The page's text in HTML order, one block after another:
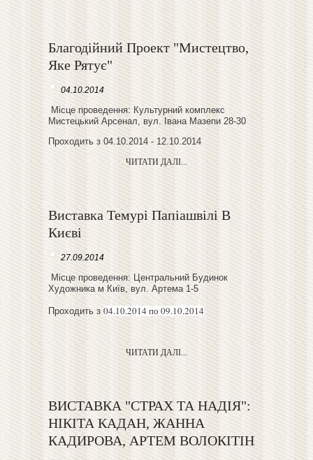
Благодійний Проект "Мистецтво,
Яке Рятує"
04.10.2014
Місце проведення: Культурний комплекс
Мистецький Арсенал, вул. Івана Мазепи 28-30
Проходить з 04.10.2014 - 12.10.2014
ЧИТАТИ ДАЛІ...
Виставка Темурі Папіашвілі В
Києві
27.09.2014
Місце проведення: Центральний Будинок
Художника м Київ, вул. Артема 1-5
Проходить з 04.10.2014 по 09.10.2014
ЧИТАТИ ДАЛІ...
ВИСТАВКА "СТРАХ ТА НАДІЯ":
НІКІТА КАДАН, ЖАННА
КАДИРОВА, АРТЕМ ВОЛОКІТІН